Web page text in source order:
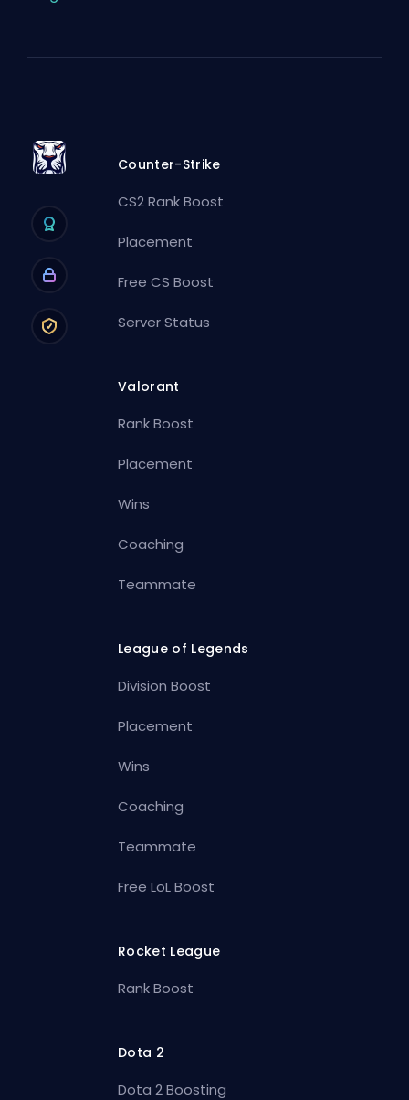
Counter-Strike
CS2 Rank Boost
Placement
Free CS Boost
Server Status
Valorant
Rank Boost
Placement
Wins
Coaching
Teammate
League of Legends
Division Boost
Placement
Wins
Coaching
Teammate
Free LoL Boost
Rocket League
Rank Boost
Dota 2
Dota 2 Boosting